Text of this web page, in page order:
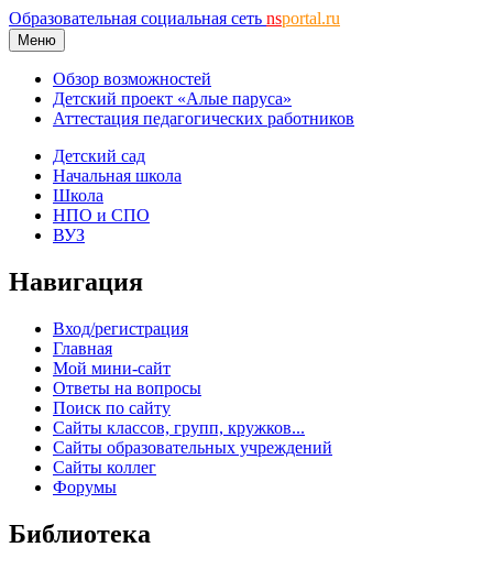
Образовательная социальная сеть nsportal.ru
Меню
Обзор возможностей
Детский проект «Алые паруса»
Аттестация педагогических работников
Детский сад
Начальная школа
Школа
НПО и СПО
ВУЗ
Навигация
Вход/регистрация
Главная
Мой мини-сайт
Ответы на вопросы
Поиск по сайту
Сайты классов, групп, кружков...
Сайты образовательных учреждений
Сайты коллег
Форумы
Библиотека